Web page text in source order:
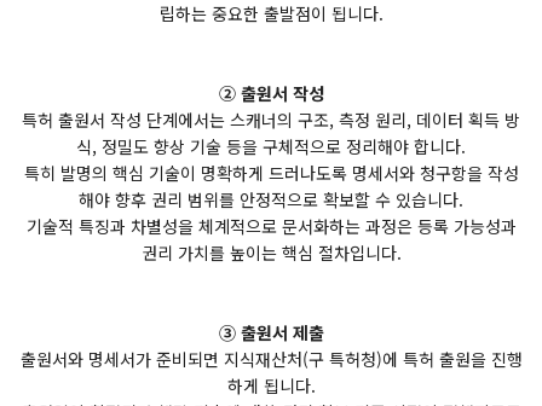
립하는 중요한 출발점이 됩니다.
② 출원서 작성
특허 출원서 작성 단계에서는 스캐너의 구조, 측정 원리, 데이터 획득 방
식, 정밀도 향상 기술 등을 구체적으로 정리해야 합니다.
특히 발명의 핵심 기술이 명확하게 드러나도록 명세서와 청구항을 작성
해야 향후 권리 범위를 안정적으로 확보할 수 있습니다.
기술적 특징과 차별성을 체계적으로 문서화하는 과정은 등록 가능성과
권리 가치를 높이는 핵심 절차입니다.
③ 출원서 제출
출원서와 명세서가 준비되면 지식재산처(구 특허청)에 특허 출원을 진행
하게 됩니다.